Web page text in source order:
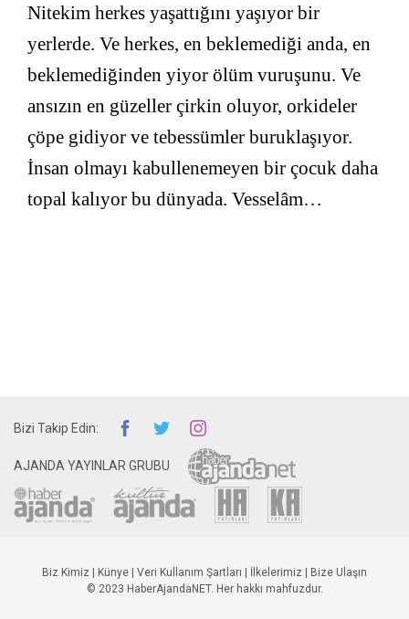
Nitekim herkes yaşattığını yaşıyor bir
yerlerde. Ve herkes, en beklemediği anda, en
beklemediğinden yiyor ölüm vuruşunu. Ve
ansızın en güzeller çirkin oluyor, orkideler
çöpe gidiyor ve tebessümler buruklaşıyor.
İnsan olmayı kabullenemeyen bir çocuk daha
topal kalıyor bu dünyada. Vesselâm…
Bizi Takip Edin:
AJANDA YAYINLAR GRUBU
Biz Kimiz | Künye | Veri Kullanım Şartları | İlkelerimiz | Bize Ulaşın
© 2023 HaberAjandaNET. Her hakkı mahfuzdur.